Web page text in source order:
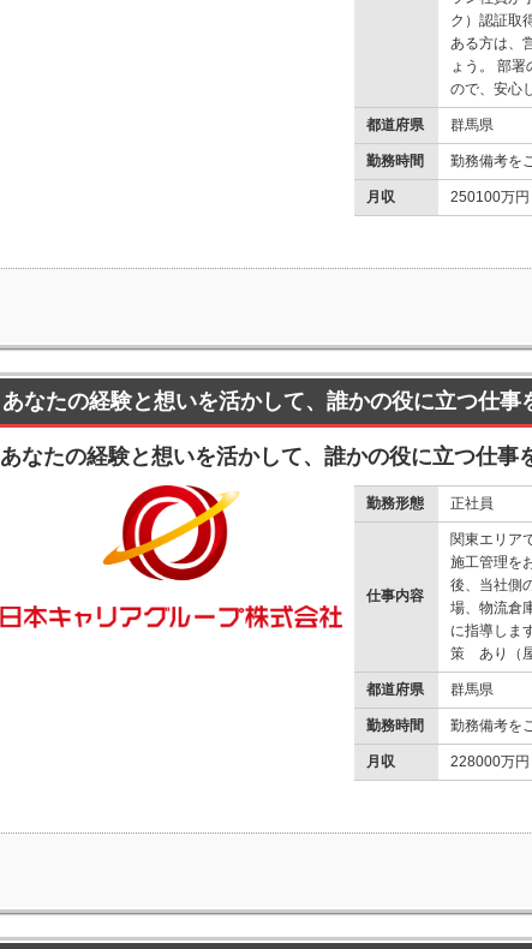
ク）認証取
ある方は、
ょう。 部
ので、安心
都道府県 群馬県
勤務時間 勤務備考を
月収 250100万
あなたの経験と想いを活かして、誰かの役に立つ仕
あなたの経験と想いを活かして、誰かの役に立つ仕事
勤務形態 正社員
仕事内容
関東エリア
施工管理を
後、当社側
場、物流倉
に指導しま
策 あり（屋
都道府県 群馬県
勤務時間 勤務備考を
月収 228000万